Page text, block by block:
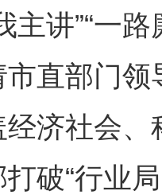
主讲”“一
直部门
济社会
破“行业